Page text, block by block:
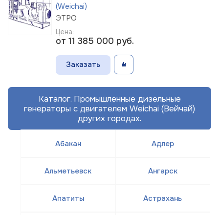
(Weichai)
ЭТРО
Цена:
от 11 385 000 руб.
Заказать
Каталог. Промышленные дизельные
генераторы с двигателем Weichai (Вейчай)
других городах.
Абакан Адлер
Альметьевск Ангарск
Апатиты Астрахань